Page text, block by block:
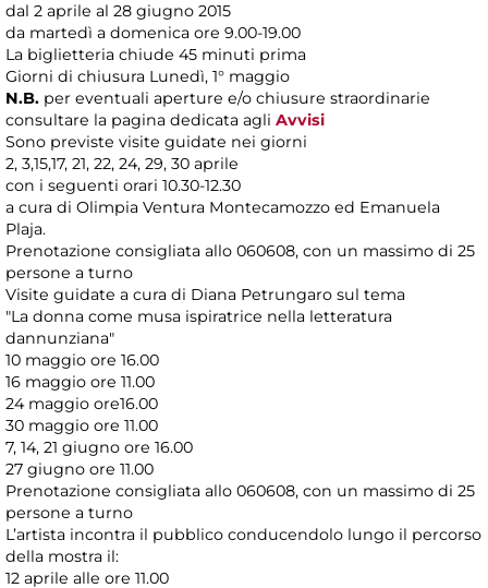
dal 2 aprile al 28 giugno 2015
da martedì a domenica ore 9.00-19.00
La biglietteria chiude 45 minuti prima
Giorni di chiusura Lunedì, 1° maggio
N.B. per eventuali aperture e/o chiusure straordinarie
consultare la pagina dedicata agli Avvisi
Sono previste visite guidate nei giorni
2, 3,15,17, 21, 22, 24, 29, 30 aprile
con i seguenti orari 10.30-12.30
a cura di Olimpia Ventura Montecamozzo ed Emanuela
Plaja.
Prenotazione consigliata allo 060608, con un massimo di 25
persone a turno
Visite guidate a cura di Diana Petrungaro sul tema
"La donna come musa ispiratrice nella letteratura
dannunziana"
10 maggio ore 16.00
16 maggio ore 11.00
24 maggio ore16.00
30 maggio ore 11.00
7, 14, 21 giugno ore 16.00
27 giugno ore 11.00
Prenotazione consigliata allo 060608, con un massimo di 25
persone a turno
L’artista incontra il pubblico conducendolo lungo il percorso
della mostra il:
12 aprile alle ore 11.00